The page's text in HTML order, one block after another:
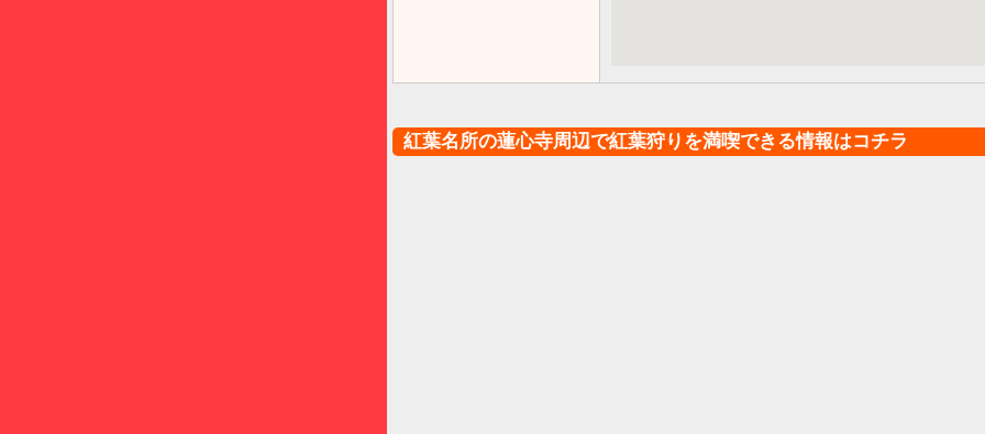
紅葉名所の蓮心寺周辺で紅葉狩りを満喫できる情報はコチラ